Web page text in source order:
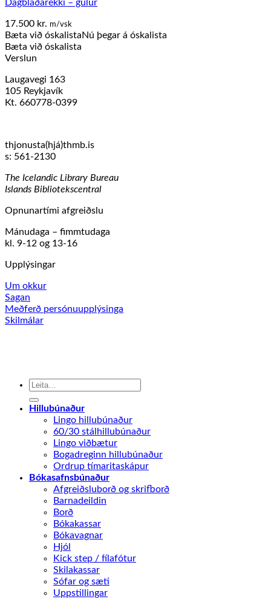
Dagblaðarekki – gulur
17.500 kr. m/vsk
Bæta við óskalistaNú þegar á óskalista
Bæta við óskalista
Verslun
Laugavegi 163
105 Reykjavík
Kt. 660778-0399
thjonusta(hjá)thmb.is
s: 561-2130
The Icelandic Library Bureau
Islands Bibliotekscentral
Opnunartími afgreiðslu
Mánudaga – fimmtudaga
kl. 9-12 og 13-16
Upplýsingar
Um okkur
Sagan
Meðferð persónuupplýsinga
Skilmálar
Search
Hillubúnaður
Lingo hillubúnaður
60/30 stálhillubúnaður
Lingo viðbætur
Bogadreginn hillubúnaður
Ordrup tímaritaskápur
Bókasafnsbúnaður
Afgreiðsluborð og skrifborð
Barnadeildin
Borð
Bókakassar
Bókavagnar
Hjól
Kick step / fílafótur
Skilakassar
Sófar og sæti
Uppstillingar